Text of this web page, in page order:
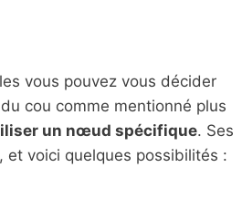
vous pouvez vous décider
cou comme mentionné plus
un nœud spécifique. Ses
voici quelques possibilités :